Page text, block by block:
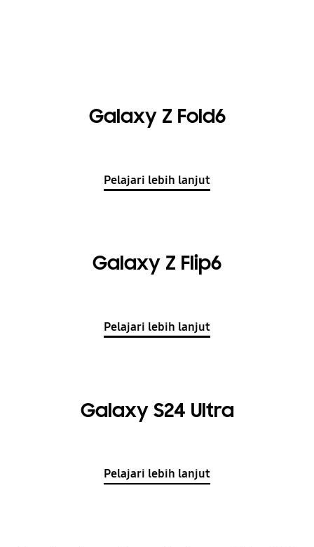
Galaxy Z Fold6
Pelajari lebih lanjut
Galaxy Z Flip6
Pelajari lebih lanjut
Galaxy S24 Ultra
Pelajari lebih lanjut